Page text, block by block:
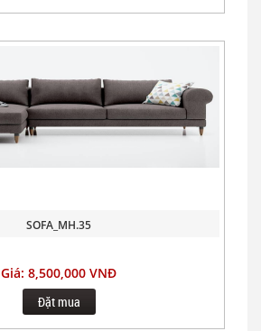
SOFA_MH.35
Giá: 8,500,000 VNĐ
Đặt mua